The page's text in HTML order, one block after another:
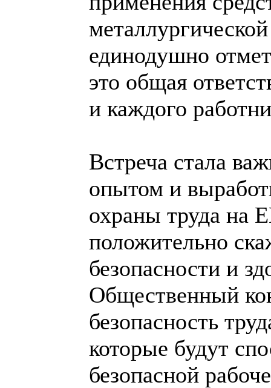
единодушно
это общая
и каждого
Встреча стала
опытом и
охраны труда на
положительно
безопасности и
Общественный
безопасность
которые будут
безопасной